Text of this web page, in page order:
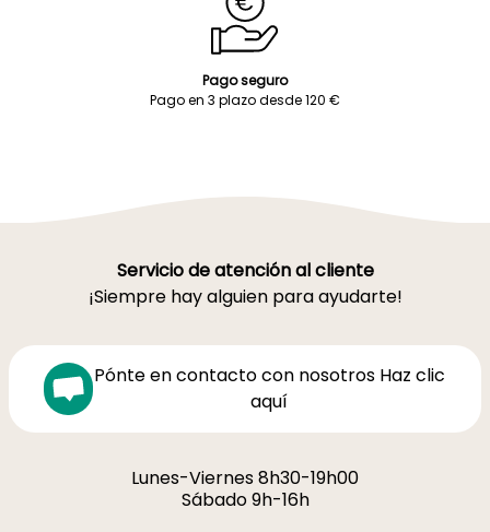
Pago seguro
Pago en 3 plazo desde 120 €
Servicio de atención al cliente
¡Siempre hay alguien para ayudarte!
Pónte en contacto con nosotros Haz clic
aquí
Lunes-Viernes 8h30-19h00
Sábado 9h-16h